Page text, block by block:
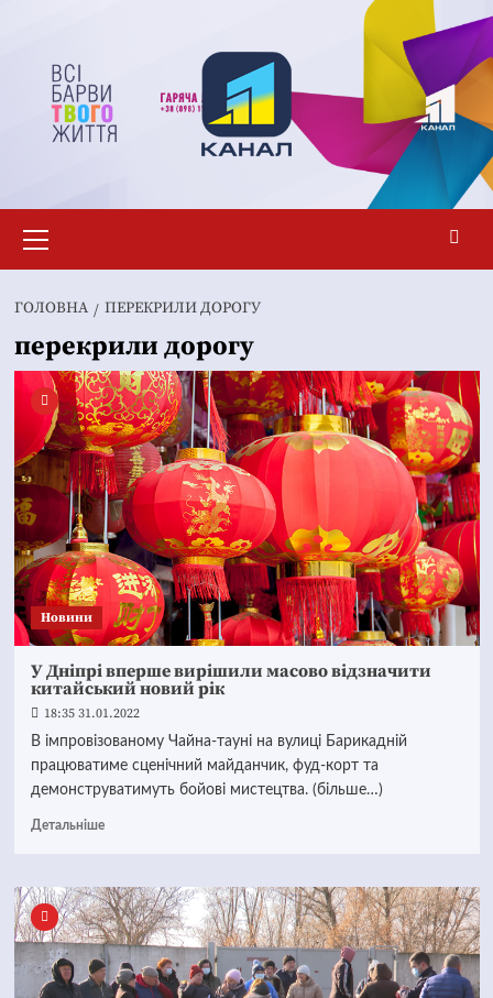
вмісту
меню
ГОЛОВНА ПЕРЕКРИЛИ ДОРОГУ
перекрили дорогу
Новини
У Дніпрі вперше вирішили масово відзначити
китайський новий рік
18:35 31.01.2022
В імпровізованому Чайна-тауні на вулиці Барикадній
працюватиме сценічний майданчик, фуд-корт та
демонструватимуть бойові мистецтва. (більше…)
Детальніше